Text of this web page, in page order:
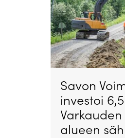
Savon
investoi
alueen